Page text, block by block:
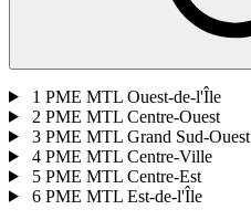
1 PME MTL Ouest-de-l'Île
2 PME MTL Centre-Ouest
3 PME MTL Grand Sud-Ouest
4 PME MTL Centre-Ville
5 PME MTL Centre-Est
6 PME MTL Est-de-l'Île